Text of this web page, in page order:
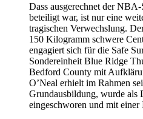
Dass ausgerechnet der NBA-
beteiligt war, ist nur eine
tragischen Verwechslung.
150 Kilogramm schwere
engagiert sich für die Safe
Sondereinheit Blue Ridge
Bedford County mit
O’Neal erhielt im Rahmen
Grundausbildung, wurde als
eingeschworen und mit einer